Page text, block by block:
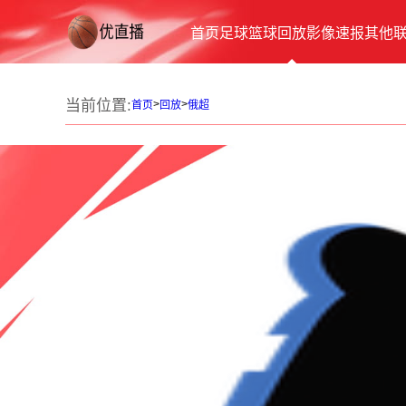
首页足球篮球回放影像速报其他
当前位置:首页>回放>俄超